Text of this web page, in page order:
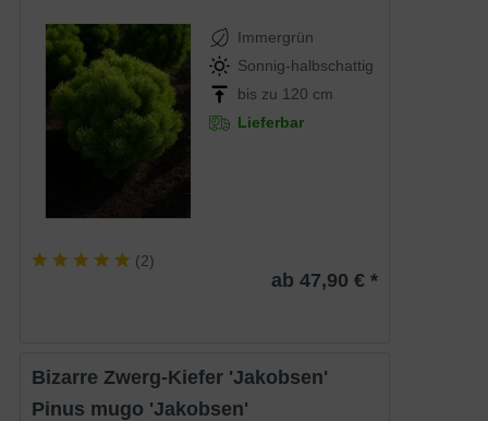
Immergrün
Sonnig-halbschattig
bis zu 120 cm
Lieferbar
(2)
ab 47,90 € *
Bizarre Zwerg-Kiefer 'Jakobsen'
Pinus mugo 'Jakobsen'